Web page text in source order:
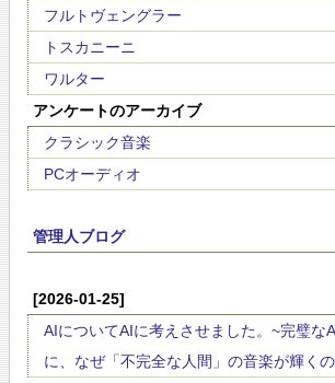
フルトヴェングラー
トスカニーニ
ワルター
アンケートのアーカイブ
クラシック音楽
PCオーディオ
管理人ブログ
[2026-01-25]
AIについてAIに考えさせました。~完璧な
に、なぜ「不完全な人間」の音楽が輝く